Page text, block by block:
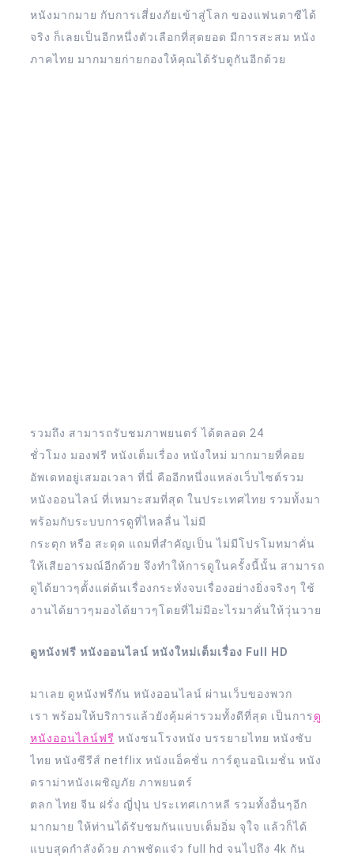
หนังมากมาย กับการเสี่ยงภัยเข้าสู่โลก ของแฟนตาซีได้
จริง ก็เลยเป็นอีกหนึ่งตัวเลือกที่สุดยอด มีการสะสม หนัง
ภาคไทย มากมายก่ายกองให้คุณได้รับดูกันอีกด้วย
รวมถึง สามารถรับชมภาพยนตร์ ได้ตลอด 24
ชั่วโมง มองฟรี หนังเต็มเรื่อง หนังใหม่ มากมายที่คอย
อัพเดทอยู่เสมอเวลา ที่นี่ คืออีกหนึ่งแหล่งเว็บไซต์รวม
หนังออนไลน์ ที่เหมาะสมที่สุด ในประเทศไทย รวมทั้งมา
พร้อมกับระบบการดูที่ไหลลื่น ไม่มี
กระตุก หรือ สะดุด แถมที่สำคัญเป็น ไม่มีโปรโมทมาคั่น
ให้เสียอารมณ์อีกด้วย จึงทำให้การดูในครั้งนี้นั้น สามารถ
ดูได้ยาวๆตั้งแต่ต้นเรื่องกระทั่งจบเรื่องอย่างยิ่งจริงๆ ใช้
งานได้ยาวๆมองได้ยาวๆโดยที่ไม่มีอะไรมาคั่นให้วุ่นวาย
ดูหนังฟรี หนังออนไลน์ หนังใหม่เต็มเรื่อง Full HD
มาเลย ดูหนังฟรีกัน หนังออนไลน์ ผ่านเว็บของพวก
เรา พร้อมให้บริการแล้วยังคุ้มค่ารวมทั้งดีที่สุด เป็นการดู
หนังออนไลน์ฟรี หนังชนโรงหนัง บรรยายไทย หนังซับ
ไทย หนังซีรีส์ netflix หนังแอ็คชั่น การ์ตูนอนิเมชั่น หนัง
ดราม่าหนังเผชิญภัย ภาพยนตร์
ตลก ไทย จีน ฝรั่ง ญี่ปุ่น ประเทศเกาหลี รวมทั้งอื่นๆอีก
มากมาย ให้ท่านได้รับชมกันแบบเต็มอิ่ม จุใจ แล้วก็ได้
แบบสุดกำลังด้วย ภาพชัดแจ๋ว full hd จนไปถึง 4k กัน